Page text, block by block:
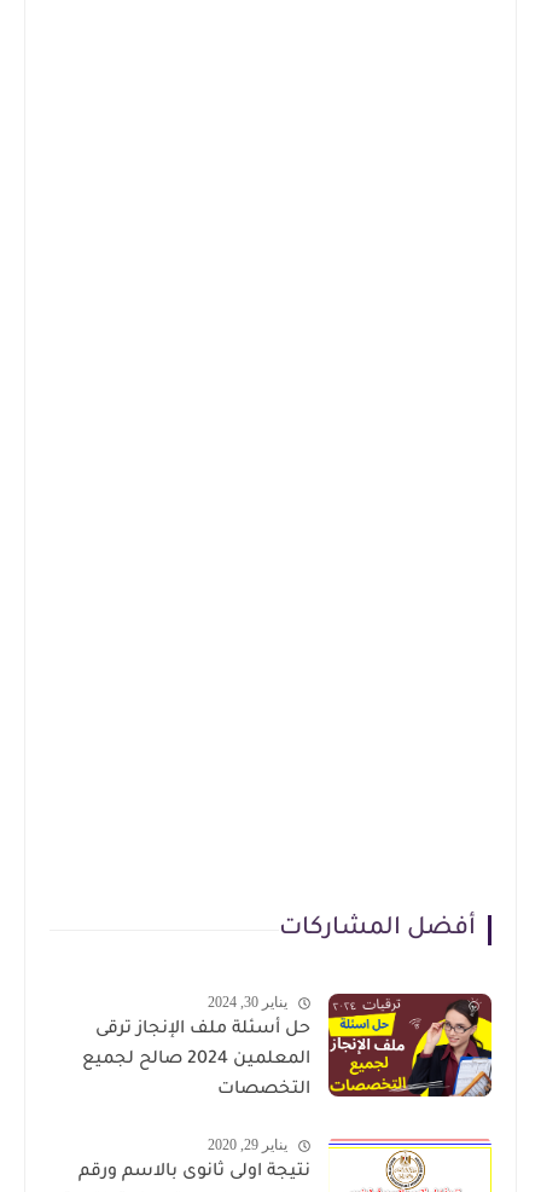
أفضل المشاركات
يناير 30, 2024
حل أسئلة ملف الإنجاز ترقى
المعلمين 2024 صالح لجميع
التخصصات
يناير 29, 2020
نتيجة اولى ثانوى بالاسم ورقم